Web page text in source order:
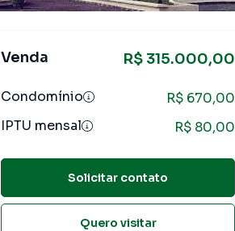
Venda R$ 315.000,00
Condomínio
R$ 670,00
IPTU mensal
R$ 80,00
Solicitar contato
Quero visitar